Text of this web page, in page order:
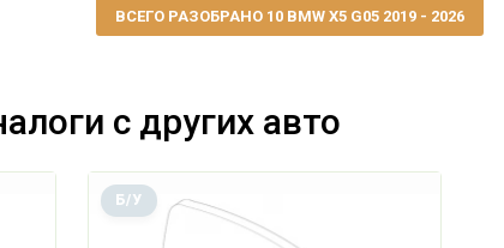
ВСЕГО РАЗОБРАНО 10 BMW X5 G05 2019 - 2026
с других авто
Б/У